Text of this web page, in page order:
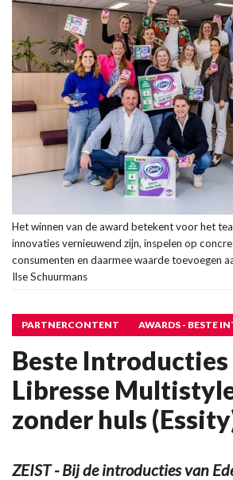
Het winnen van de award betekent voor het
innovaties vernieuwend zijn, inspelen op
consumenten en daarmee waarde toevoegen
Ilse Schuurmans
PARTNERCONTENT AWARDS - BESTE
Beste Introducties
Libresse
zonder huls
ZEIST - Bij de introducties van